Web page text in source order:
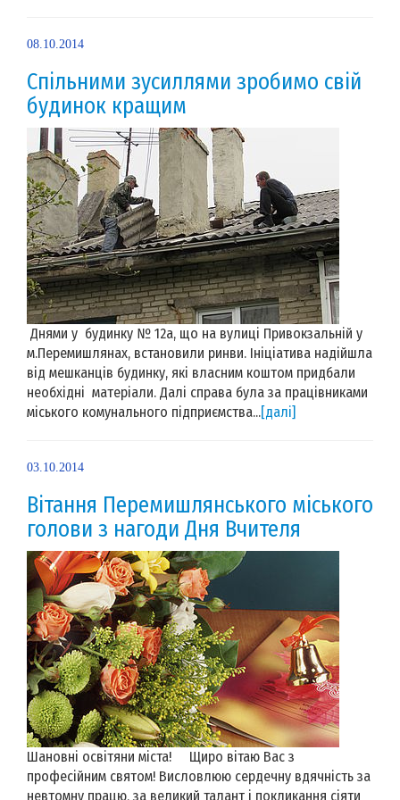
08.10.2014
Спільними зусиллями зробимо свій
будинок кращим
Днями у будинку № 12а, що на вулиці Привокзальній у
м.Перемишлянах, встановили ринви. Ініціатива надійшла
від мешканців будинку, які власним коштом придбали
необхідні матеріали. Далі справа була за працівниками
міського комунального підприємства...[далі]
03.10.2014
Вітання Перемишлянського міського
голови з нагоди Дня Вчителя
Шановні освітяни міста! Щиро вітаю Вас з
професійним святом! Висловлюю сердечну вдячність за
невтомну працю, за великий талант і покликання сіяти